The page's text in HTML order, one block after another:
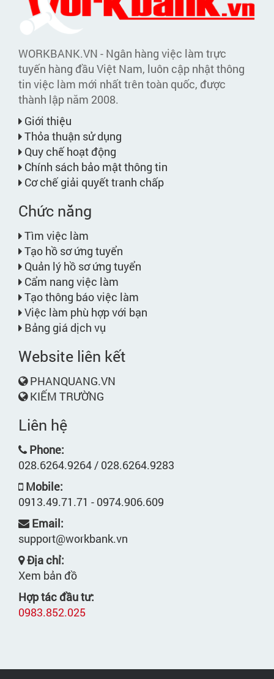
WORKBANK.VN - Ngân hàng việc làm trực
tuyến hàng đầu Việt Nam, luôn cập nhật thông
tin việc làm mới nhất trên toàn quốc, được
thành lập năm 2008.
Giới thiệu
Thỏa thuận sử dụng
Quy chế hoạt động
Chính sách bảo mật thông tin
Cơ chế giải quyết tranh chấp
Chức năng
Tìm việc làm
Tạo hồ sơ ứng tuyển
Quản lý hồ sơ ứng tuyển
Cẩm nang việc làm
Tạo thông báo việc làm
Việc làm phù hợp với bạn
Bảng giá dịch vụ
Website liên kết
PHANQUANG.VN
KIẾM TRƯỜNG
Liên hệ
Phone:
028.6264.9264 / 028.6264.9283
Mobile:
0913.49.71.71 - 0974.906.609
Email:
support@workbank.vn
Địa chỉ:
Xem bản đồ
Hợp tác đầu tư:
0983.852.025